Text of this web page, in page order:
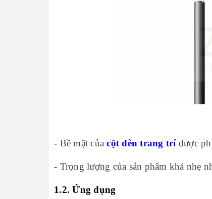
- Bề mặt củacột đèn trang tríđược
- Trọng lượng của sản phẩm khá nhẹ
1.2. Ứng dụng